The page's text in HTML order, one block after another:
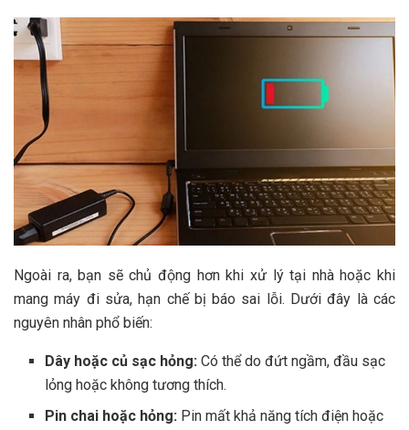
Ngoài ra, bạn sẽ chủ động hơn khi xử lý tại nhà hoặc khi
mang máy đi sửa, hạn chế bị báo sai lỗi. Dưới đây là các
nguyên nhân phổ biến:
Dây hoặc củ sạc hỏng: Có thể do đứt ngầm, đầu sạc
lỏng hoặc không tương thích.
Pin chai hoặc hỏng: Pin mất khả năng tích điện hoặc